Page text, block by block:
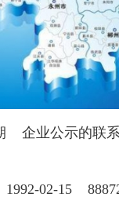
业公示的联
02-15